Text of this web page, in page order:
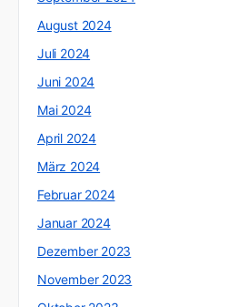
August 2024
Juli 2024
Juni 2024
Mai 2024
April 2024
März 2024
Februar 2024
Januar 2024
Dezember 2023
November 2023